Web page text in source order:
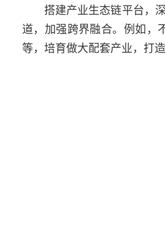
搭建产业生态链平台，
道，加强跨界融合。例如，
等，培育做大配套产业，打